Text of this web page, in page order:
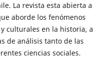
La revista esta abierta a
aborde los fenómenos
culturales en la historia, a
de análisis tanto de las
ciencias sociales.